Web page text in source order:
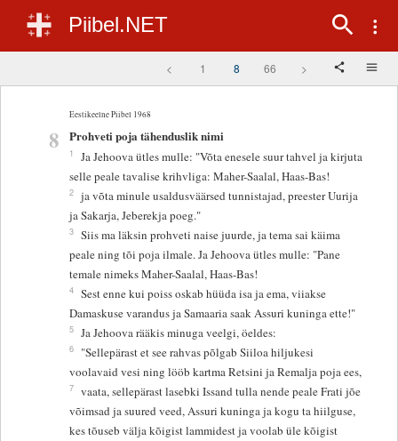
Piibel.NET
< 1 8 66 >
Eestikeelne Piibel 1968
8 Prohveti poja tähenduslik nimi
1
Ja Jehoova ütles mulle: "Võta enesele suur tahvel ja kirjuta
selle peale tavalise krihvliga: Maher-Saalal, Haas-Bas!
2 ja võta minule usaldusväärsed tunnistajad, preester Uurija
ja Sakarja, Jeberekja poeg."
3 Siis ma läksin prohveti naise juurde, ja tema sai käima
peale ning tõi poja ilmale. Ja Jehoova ütles mulle: "Pane
temale nimeks Maher-Saalal, Haas-Bas!
4 Sest enne kui poiss oskab hüüda isa ja ema, viiakse
Damaskuse varandus ja Samaaria saak Assuri kuninga ette!"
5 Ja Jehoova rääkis minuga veelgi, öeldes:
6
"Sellepärast et see rahvas põlgab Siiloa hiljukesi
voolavaid vesi ning lööb kartma Retsini ja Remalja poja ees,
7 vaata, sellepärast lasebki Issand tulla nende peale Frati jõe
võimsad ja suured veed, Assuri kuninga ja kogu ta hiilguse,
kes tõuseb välja kõigist lammidest ja voolab üle kõigist